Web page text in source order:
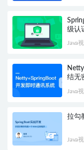
级认
Java
结无
Java
拉勾
Java